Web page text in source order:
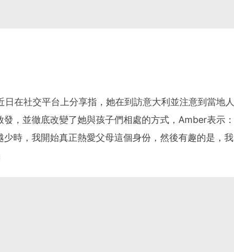
在社交平台上分享指，她在到訪意大利並注意到當地人
，並徹底改變了她與孩子們相處的方式，Amber表示：
少時，我開始真正熱愛父母這個身份，然後有趣的是，我